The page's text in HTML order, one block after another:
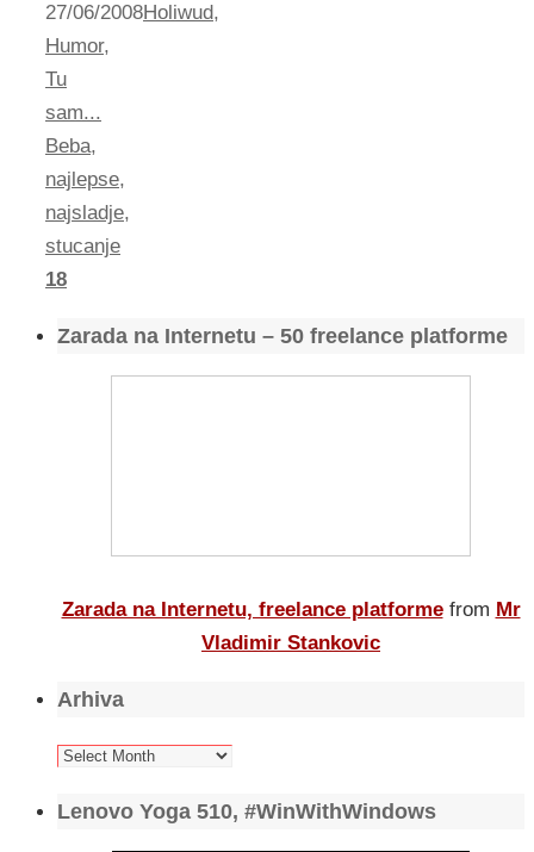
27/06/2008Holiwud,
Humor,
Tu
sam...
Beba,
najlepse,
najsladje,
stucanje
18
Zarada na Internetu – 50 freelance platforme
Zarada na Internetu, freelance platforme from Mr
Vladimir Stankovic
Arhiva
Arhiva
Lenovo Yoga 510, #WinWithWindows